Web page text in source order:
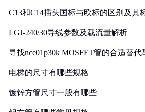
C13和C14插头国标与欧标的区别及其
LGJ-240/30导线参数及载流量解析
寻找nce01p30k MOSFET管的合适替代
电梯的尺寸有哪些规格
镀锌方管尺寸一般有哪些